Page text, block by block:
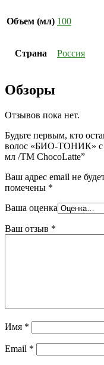
Объем (мл) 100
Страна Россия
Обзоры
Отзывов пока нет.
Будьте первым, кто
волос «БИО-ТОНИК»
мл /ТM ChocoLatte”
Ваш адрес email не
помечены *
Ваша оценка
Ваш отзыв *
Имя *
Email *